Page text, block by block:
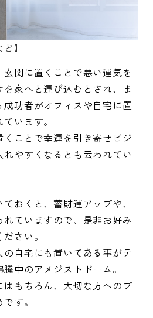
】
関に置くことで悪い運気を
家へと運び込むとされ、ま
功者がオフィスや自宅に置
います。
ことで幸運を引き寄せビジ
やすくなるとも云われてい
おくと、蓄財運アップや、
ていますので、是非お好み
さい。
自宅にも置いてある事がテ
中のアメジストドーム。
はもちろん、大切な方へのプ
す。